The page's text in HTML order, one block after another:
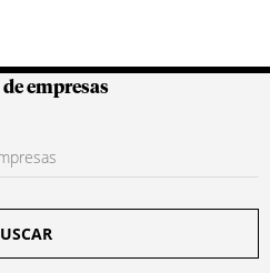
Colombianas
empresas